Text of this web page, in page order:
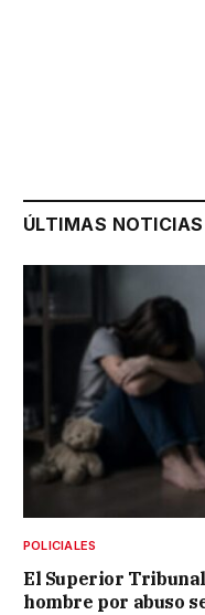
ÚLTIMAS NOTICIAS
POLICIALES
El Superior
hombre por abuso